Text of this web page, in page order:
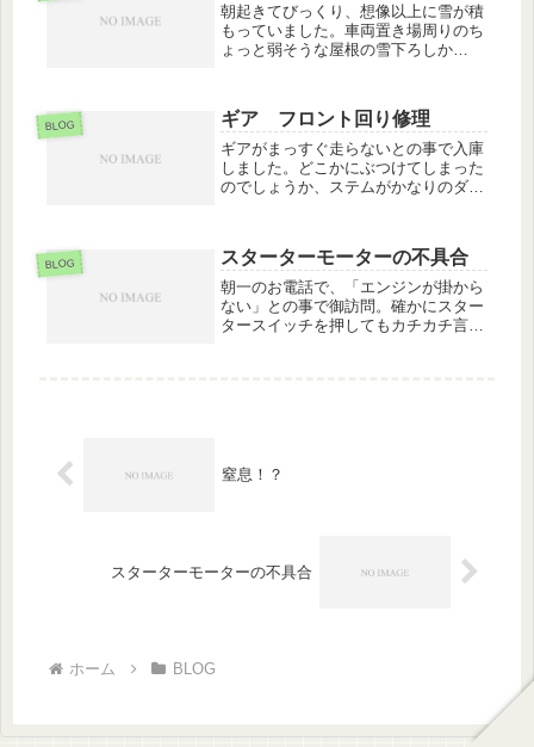
朝起きてびっくり、想像以上に雪が積
もっていました。車両置き場周りのち
ょっと弱そうな屋根の雪下ろしか
での道の雪かきが終わる頃にはもうク
タクタです(^_^;) 後はお日様...
BLOG ギア フロント回り修理
ギアがまっすぐ走らないとの事で入庫
しました。どこかにぶつけてしまった
のでしょうか、ステムがかなりのダメ
やベアリング類も交換し、修理完了と
なりました。
BLOG スターターモーターの不具合
朝一のお電話で、「エンジンが掛から
ない」との事で御訪問。確かにスター
タースイッチを押してもカチカチ言う
窒息！？
スターターモーターの不具合
ホーム BLOG